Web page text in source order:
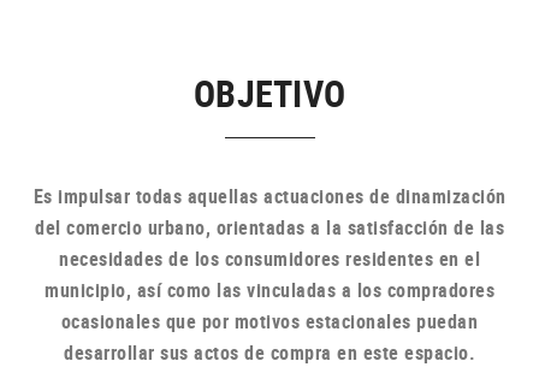
OBJETIVO
Es impulsar todas aquellas actuaciones de dinamización
del comercio urbano, orientadas a la satisfacción de las
necesidades de los consumidores residentes en el
municipio, así como las vinculadas a los compradores
ocasionales que por motivos estacionales puedan
desarrollar sus actos de compra en este espacio.